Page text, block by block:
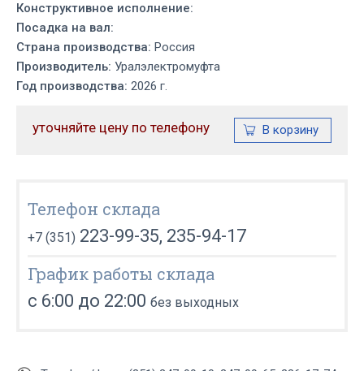
Конструктивное исполнение:
Посадка на вал:
Страна производства: Россия
Производитель: Уралэлектромуфта
Год производства: 2026 г.
уточняйте цену по телефону
Телефон склада
+7 (351) 223-99-35, 235-94-17
График работы склада
с 6:00 до 22:00 без выходных